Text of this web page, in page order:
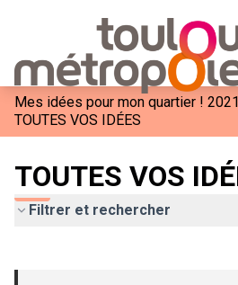
Mes idées pour mon quartier ! 2021
TOUTES VOS IDÉES
TOUTES VOS
Filtrer et rechercher